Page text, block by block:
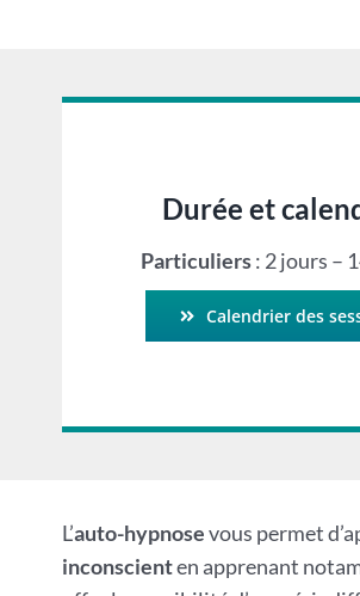
Durée et
Particuliers: 2 jours –
Calendrier des
L’auto-hypnosevous permet
inconscienten apprenant